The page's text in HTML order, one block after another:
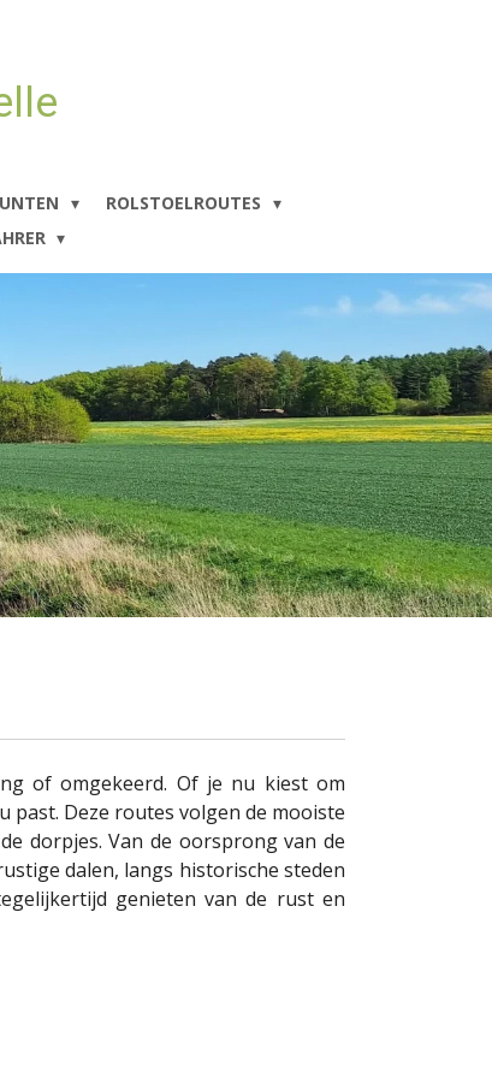
ROLSTOELROUTES
of omgekeerd. Of je nu kiest om
Deze routes volgen de mooiste
dorpjes. Van de oorsprong van de
dalen, langs historische steden
genieten van de rust en